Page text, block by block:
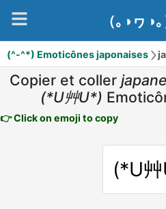
（｡◑ヮ◑
(^-^*) Emoticônes japonaises
Copier et coller
(*U艸U*)
👉 Click on emoji to copy
(*U